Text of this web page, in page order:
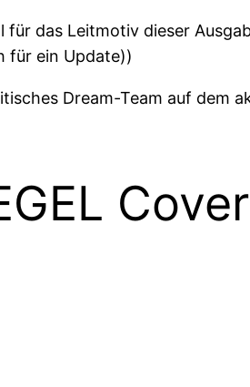
für das Leitmotiv dieser
für ein Update))
Dream-Team auf dem